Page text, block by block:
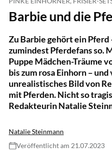
Barbie und die
Zu Barbie gehört ein Pferd
zumindest Pferdefans so.
Puppe Mädchen-Träume
bis zum rosa Einhorn –
unrealistisches Bild von
mit Pferden. Nicht so
Redakteurin Natalie
Natalie Steinmann
Veröffentlicht am 21.07.2023